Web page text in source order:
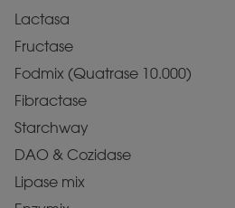
Lactasa
Fructase
Fodmix (Quatrase 10.000)
Fibractase
Starchway
DAO & Cozidase
Lipase mix